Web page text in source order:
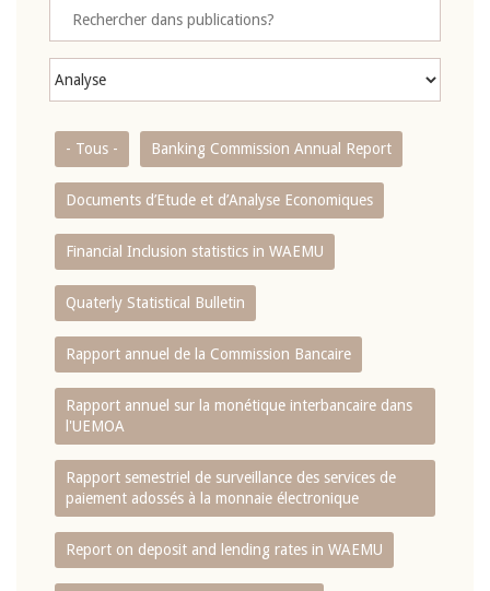
- Tous - Banking Commission Annual Report
Documents d’Etude et d’Analyse Economiques
Financial Inclusion statistics in WAEMU
Quaterly Statistical Bulletin
Rapport annuel de la Commission Bancaire
Rapport annuel sur la monétique interbancaire dans
l'UEMOA
Rapport semestriel de surveillance des services de
paiement adossés à la monnaie électronique
Report on deposit and lending rates in WAEMU